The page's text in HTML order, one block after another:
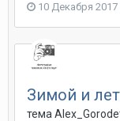
10 Декабря 2017
Зимой и
тема